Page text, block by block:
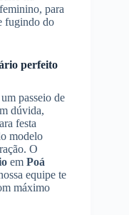
para
fugindo do
perfeito
passeio de
dúvida,
festa
modelo
O
em Poá
equipe te
máximo